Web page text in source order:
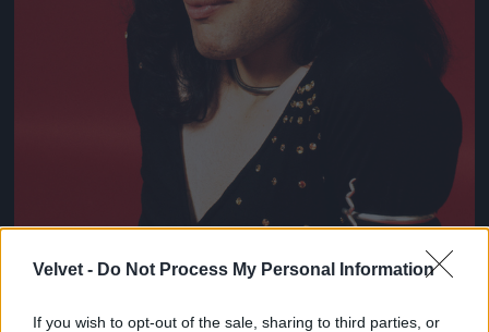
Velvet - Do Not Process My Personal Information
If you wish to opt-out of the sale, sharing to third parties, or